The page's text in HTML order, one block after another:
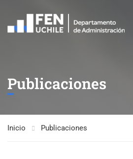
Publicaciones
Inicio Publicaciones